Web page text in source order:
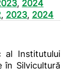
, 2024
, 2023, 2024
al Institutului
în Silvicultură